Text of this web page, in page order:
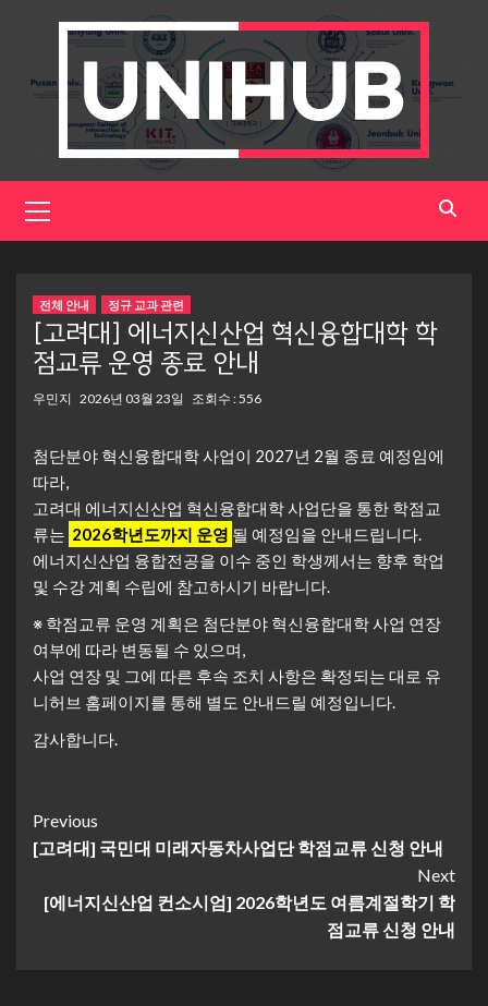
Menu
전체 안내 정규 교과 관련
[고려대] 에너지신산업 혁신융합대학 학
점교류 운영 종료 안내
우민지 2026년 03월 23일 조회수 : 556
첨단분야 혁신융합대학 사업이 2027년 2월 종료 예정임에
따라,
고려대 에너지신산업 혁신융합대학 사업단을 통한 학점교
류는 2026학년도까지 운영 될 예정임을 안내드립니다.
에너지신산업 융합전공을 이수 중인 학생께서는 향후 학업
및 수강 계획 수립에 참고하시기 바랍니다.
※ 학점교류 운영 계획은 첨단분야 혁신융합대학 사업 연장
여부에 따라 변동될 수 있으며,
사업 연장 및 그에 따른 후속 조치 사항은 확정되는 대로 유
니허브 홈페이지를 통해 별도 안내드릴 예정입니다.
감사합니다.
Continue
Reading
Previous
[고려대] 국민대 미래자동차사업단 학점교류 신청 안내
Next
[에너지신산업 컨소시엄] 2026학년도 여름계절학기 학
점교류 신청 안내